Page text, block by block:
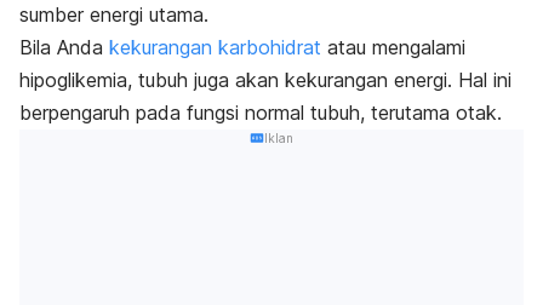
sumber energi utama.
Bila Anda kekurangan karbohidrat atau mengalami
hipoglikemia, tubuh juga akan kekurangan energi. Hal ini
berpengaruh pada fungsi normal tubuh, terutama otak.
Iklan